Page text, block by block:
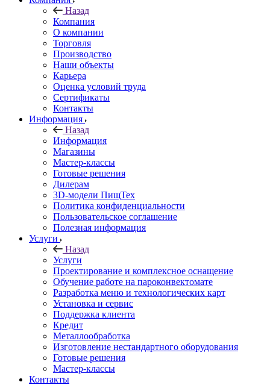
Назад
Компания
О компании
Торговля
Производство
Наши объекты
Карьера
Оценка условий труда
Сертификаты
Контакты
Информация
Назад
Информация
Магазины
Мастер-классы
Готовые решения
Дилерам
3D-модели ПищТех
Политика конфиденциальности
Пользовательское соглашение
Полезная информация
Услуги
Назад
Услуги
Проектирование и комплексное оснащение
Обучение работе на пароконвектомате
Разработка меню и технологических карт
Установка и сервис
Поддержка клиента
Кредит
Металлообработка
Изготовление нестандартного оборудования
Готовые решения
Мастер-классы
Контакты